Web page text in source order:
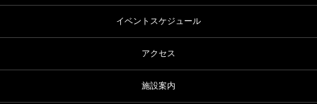
イベントスケジュール
アクセス
施設案内